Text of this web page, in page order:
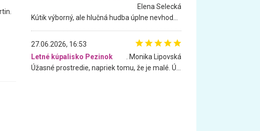
Elena Selecká
27.06.2026, 16:53
Letné kúpalisko Pezinok
. Monika Lipovská